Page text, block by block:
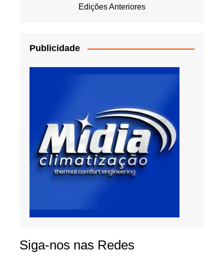
Edições Anteriores
Publicidade
Siga-nos nas Redes